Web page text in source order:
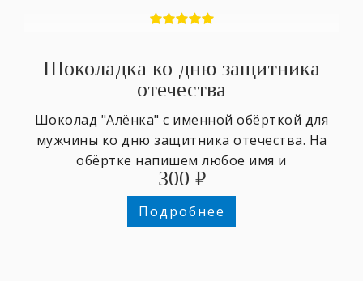
Шоколадка ко дню защитника
отечества
Шоколад "Алёнка" с именной обёрткой для
мужчины ко дню защитника отечества. На
обёртке напишем любое имя и
поздравительный текст.
300 ₽
Подробнее